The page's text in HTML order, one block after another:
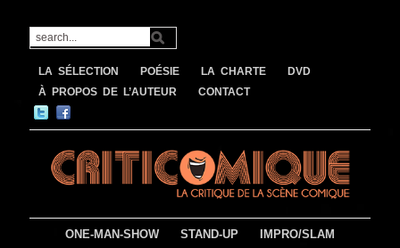
LA SÉLECTION POÉSIE LA CHARTE
DVD
À PROPOS DE L’AUTEUR
CONTACT
ONE-MAN-SHOW STAND-UP
IMPRO/SLAM